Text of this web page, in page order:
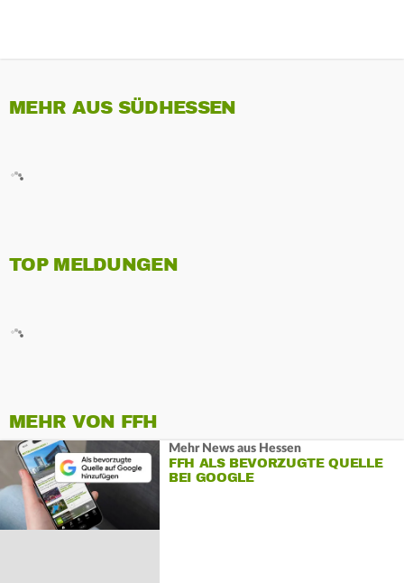
MEHR AUS SÜDHESSEN
TOP MELDUNGEN
MEHR VON FFH
Mehr News aus Hessen
FFH ALS BEVORZUGTE QUELLE
BEI GOOGLE